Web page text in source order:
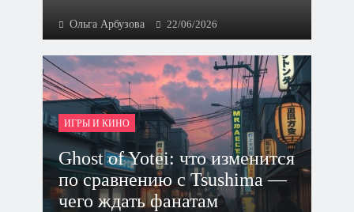
Ольга Арбузова 22/06/2026
ИГРЫ И КИНО
Ghost of Yotei: что изменится
по сравнению с Tsushima —
чего ждать фанатам